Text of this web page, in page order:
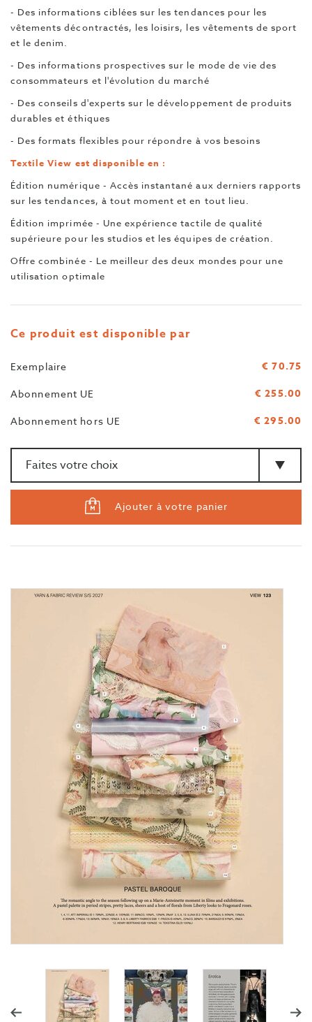
- Des informations ciblées sur les tendances pour les
vêtements décontractés, les loisirs, les vêtements de sport
et le denim.
- Des informations prospectives sur le mode de vie des
consommateurs et l'évolution du marché
- Des conseils d'experts sur le développement de produits
durables et éthiques
- Des formats flexibles pour répondre à vos besoins
Textile View est disponible en :
Édition numérique - Accès instantané aux derniers rapports
sur les tendances, à tout moment et en tout lieu.
Édition imprimée - Une expérience tactile de qualité
supérieure pour les studios et les équipes de création.
Offre combinée - Le meilleur des deux mondes pour une
utilisation optimale
Ce produit est disponible par
Exemplaire € 70.75
Abonnement UE € 255.00
Abonnement hors UE
€ 295.00
Ajouter à votre panier